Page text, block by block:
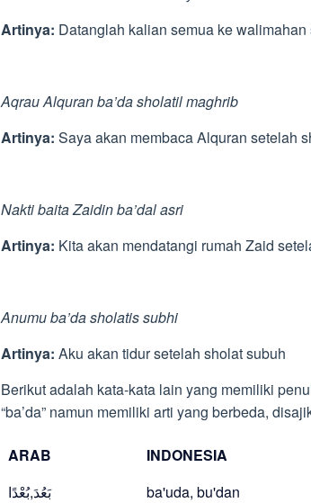
Artinya: Datanglah kalian semua ke walimahan
Aqrau Alquran ba’da sholatil maghrib
Artinya: Saya akan membaca Alquran setelah
Nakti baita Zaidin ba’dal asri
Artinya: Kita akan mendatangi rumah Zaid
Anumu ba’da sholatis subhi
Artinya: Aku akan tidur setelah sholat subuh
Berikut adalah kata-kata lain yang memiliki
“ba’da” namun memiliki arti yang berbeda,
ARAB INDONESIA
بَعُدَ,بُعْدًا
ba'uda, bu'dan